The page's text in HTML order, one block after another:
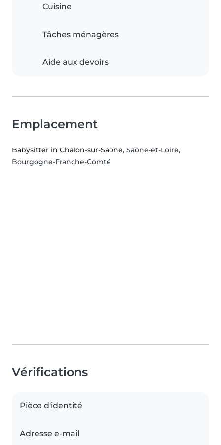
Cuisine
Tâches ménagères
Aide aux devoirs
Emplacement
Babysitter in Chalon-sur-Saône, Saône-et-Loire,
Bourgogne-Franche-Comté
Vérifications
Pièce d'identité
Adresse e-mail